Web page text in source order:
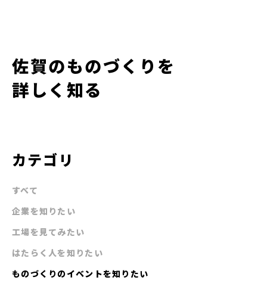
佐賀のものづくりを
詳しく知る
カテゴリ
すべて
企業を知りたい
工場を見てみたい
はたらく人を知りたい
ものづくりのイベントを知りたい